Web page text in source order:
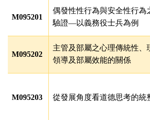
M095201
偶發性性行為與安全性行為
驗證—以義務役士兵為例
M095202
主管及部屬之心理傳統性、
領導及部屬效能的關係
M095203 從發展角度看道德思考的統